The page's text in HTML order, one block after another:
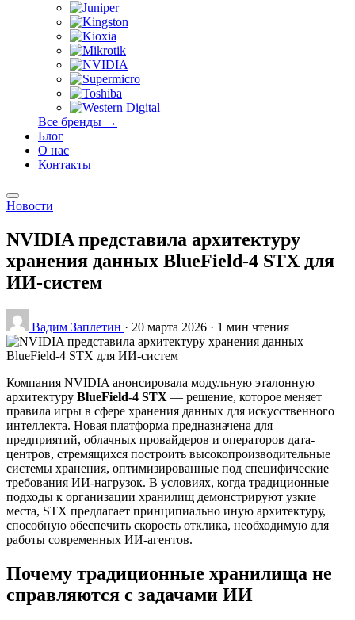
Все бренды →
Блог
О нас
Контакты
Новости
NVIDIA представила архитектуру
хранения данных BlueField-4 STX для
ИИ-систем
Вадим Заплетин · 20 марта 2026 · 1 мин чтения
Компания NVIDIA анонсировала модульную эталонную
архитектуру BlueField-4 STX — решение, которое меняет
правила игры в сфере хранения данных для искусственного
интеллекта. Новая платформа предназначена для
предприятий, облачных провайдеров и операторов дата-
центров, стремящихся построить высокопроизводительные
системы хранения, оптимизированные под специфические
требования ИИ-нагрузок. В условиях, когда традиционные
подходы к организации хранилищ демонстрируют узкие
места, STX предлагает принципиально иную архитектуру,
способную обеспечить скорость отклика, необходимую для
работы современных ИИ-агентов.
Почему традиционные хранилища не
справляются с задачами ИИ